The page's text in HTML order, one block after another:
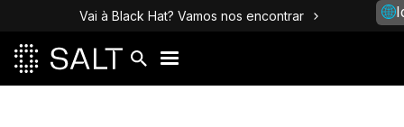
Vai à Black Hat? Vamos nos encontrar